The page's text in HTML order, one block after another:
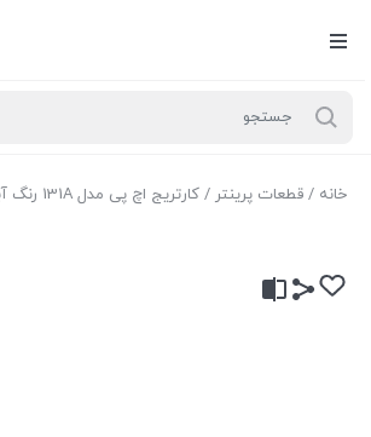
خانه / قطعات پرینتر / کارتریج اچ پی مدل 131A رنگ آبی گرید A